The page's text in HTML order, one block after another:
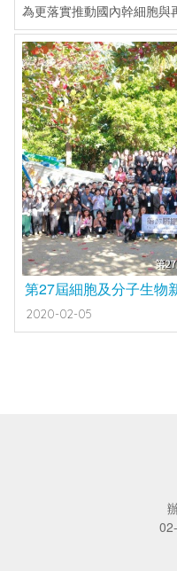
為更落實推動國內幹細胞與
第27屆細胞及分子生物
2020-02-05